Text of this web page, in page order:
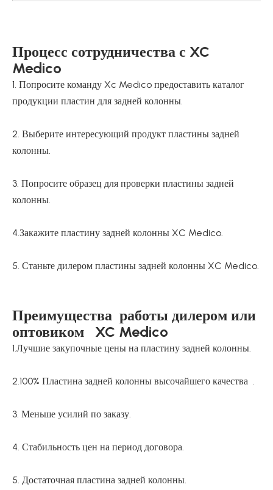
Процесс сотрудничества с XC
Medico
1. Попросите команду Xc Medico предоставить каталог
продукции пластин для задней колонны.
2. Выберите интересующий продукт пластины задней
колонны.
3. Попросите образец для проверки пластины задней
колонны.
4.Закажите пластину задней колонны XC Medico.
5. Станьте дилером пластины задней колонны XC Medico.
Преимущества работы дилером или
оптовиком XC Medico
1.Лучшие закупочные цены на пластину задней колонны.
2.100% Пластина задней колонны высочайшего качества .
3. Меньше усилий по заказу.
4. Стабильность цен на период договора.
5. Достаточная пластина задней колонны.